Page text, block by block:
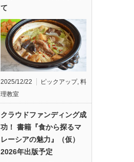
て
2025/12/22 ピックアップ, 料
理教室
クラウドファンディング成
功！ 書籍『食から探るマ
レーシアの魅力』（仮）
2026年出版予定